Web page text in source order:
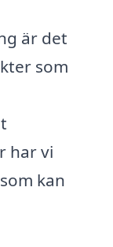
är det
som
har vi
kan